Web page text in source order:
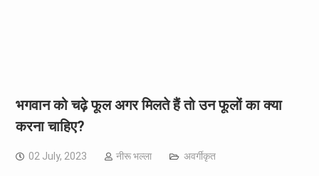
भगवान को चढ़े फूल अगर मिलते हैं तो उन फूलों का क्या
करना चाहिए?
02 July, 2023 नीरू भल्ला अवर्गीकृत